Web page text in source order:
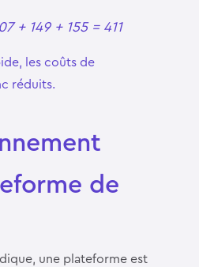
+ 149 + 155 = 411
les coûts de
réduits.
de
une plateforme est